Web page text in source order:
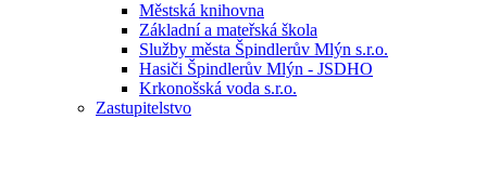
Městská knihovna
Základní a mateřská škola
Služby města Špindlerův Mlýn s.r.o.
Hasiči Špindlerův Mlýn - JSDHO
Krkonošská voda s.r.o.
Zastupitelstvo